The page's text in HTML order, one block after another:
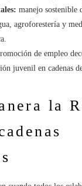
manejo sostenible
agroforestería y
de empleo
juvenil en cadenas
la